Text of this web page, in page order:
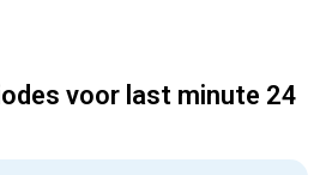
voor last minute 24